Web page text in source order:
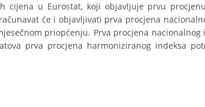
cijena u Eurostat, koji objavljuje prvu
će i objavljivati prva procjena
priopćenju. Prva procjena
prva procjena harmoniziranog indeksa